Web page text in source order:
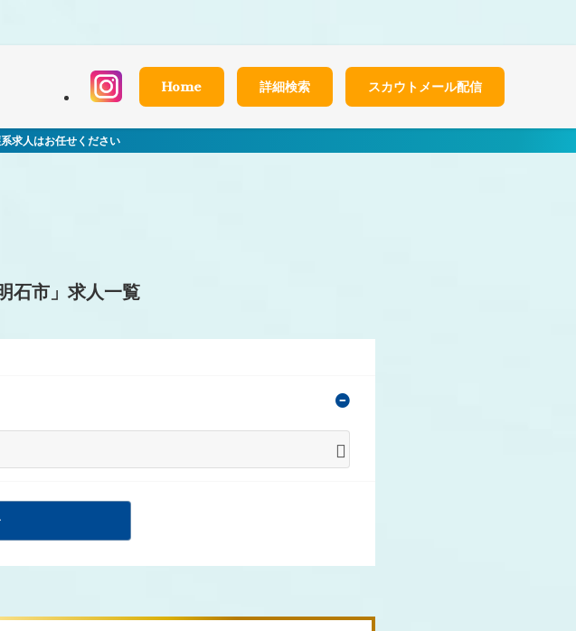
Home 詳細検索 スカウトメール配信
求人はお任せください
石市」求人一覧